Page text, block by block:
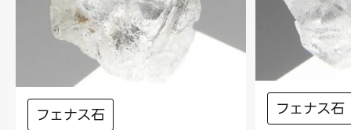
フェナス石 フェナス石